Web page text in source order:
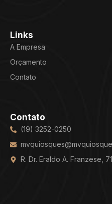
Links
A Empresa
Orçamento
Contato
Contato
(19) 3252-0250
R. Dr. Eraldo A. Franzese,